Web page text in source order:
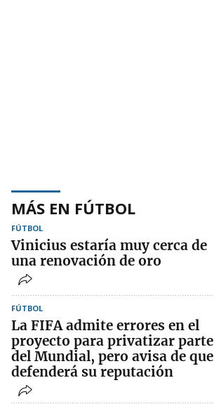
MÁS EN FÚTBOL
FÚTBOL
Vinicius estaría muy cerca de
una renovación de oro
FÚTBOL
La FIFA admite errores en el
proyecto para privatizar parte
del Mundial, pero avisa de que
defenderá su reputación